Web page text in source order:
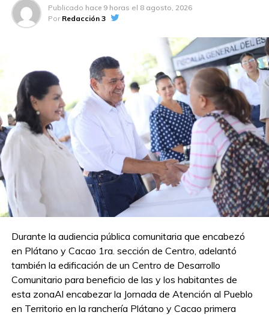
TEMAS RELACIONADOS:
Arrancan protocolos de seguridad del Centro
Penitenciario de Huimanguillo; su próxima
operación fortalecerá trabajos de reinserción
social en Tabasco
NO TE PIERDAS
Detienen a tres sujetos tras hallazgo de
cadáver en tráiler robado en la vía
Comalcalco-Cunduacán
Publicado hace 9 horas el 8 agosto, 2026
Por Redacción 3
Durante la audiencia pública comunitaria que encabezó
en Plátano y Cacao 1ra. sección de Centro, adelantó
también la edificación de un Centro de Desarrollo
Comunitario para beneficio de las y los habitantes de
esta zonaAl encabezar la Jornada de Atención al Pueblo
en Territorio en la ranchería Plátano y Cacao primera